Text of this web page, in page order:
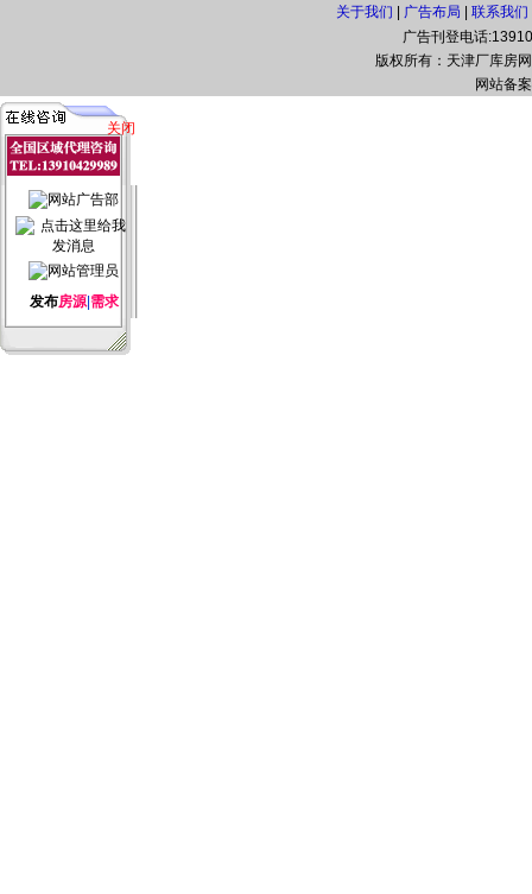
关于我们 广告布局 联系我们
广告刊登电话
版权所有：天津厂库房
网站备
关闭
发布房源| 需求